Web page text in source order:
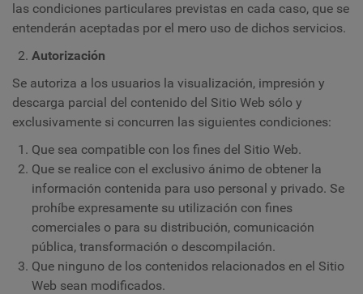
las condiciones particulares previstas en cada caso, que se
entenderán aceptadas por el mero uso de dichos servicios.
Autorización
Se autoriza a los usuarios la visualización, impresión y
descarga parcial del contenido del Sitio Web sólo y
exclusivamente si concurren las siguientes condiciones:
Que sea compatible con los fines del Sitio Web.
Que se realice con el exclusivo ánimo de obtener la
información contenida para uso personal y privado. Se
prohíbe expresamente su utilización con fines
comerciales o para su distribución, comunicación
pública, transformación o descompilación.
Que ninguno de los contenidos relacionados en el Sitio
Web sean modificados.